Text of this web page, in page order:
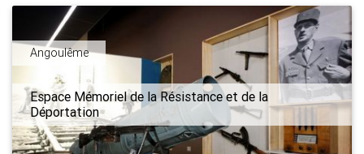
Angoulême
Espace Mémoriel de la Résistance et de la
Déportation